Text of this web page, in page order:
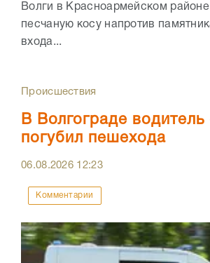
Волги в Красноармейском
песчаную косу напротив
входа...
Происшествия
В Волгограде
погубил пешехода
06.08.2026 12:23
Комментарии